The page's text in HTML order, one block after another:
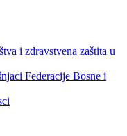
i zdravstvena zaštita u
Federacije Bosne i